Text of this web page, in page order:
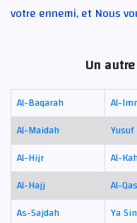
votre ennemi, et Nous
Un
Al-Baqarah Al-
Al-Maidah
Yusuf
Al-Hijr
Al-
Al-Hajj
Al-
As-Sajdah
Ya Sin